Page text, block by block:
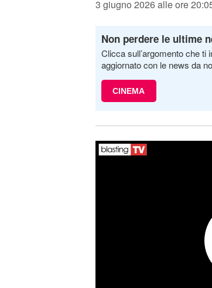
3 giugno 2026 alle ore
Non perdere le ultime
Clicca sull’argomento che ti
aggiornato con le news da
CINEMA